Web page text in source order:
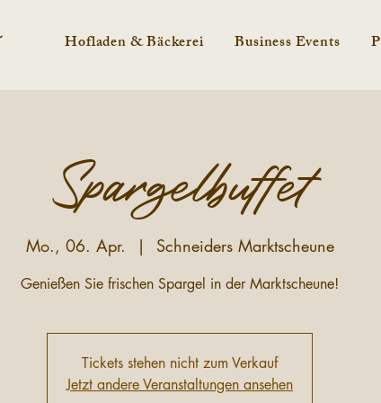
Hofladen & Bäckerei Business Events
Spargelbuffet
Mo., 06. Apr.
  |
Schneiders Marktscheune
Genießen Sie frischen Spargel in der Marktscheune!
Tickets stehen nicht zum Verkauf
Jetzt andere Veranstaltungen ansehen